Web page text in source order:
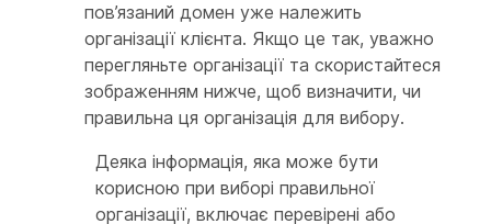
пов’язаний домен уже належить
організації клієнта. Якщо це так, уважно
перегляньте організації та скористайтеся
зображенням нижче, щоб визначити, чи
правильна ця організація для вибору.
Деяка інформація, яка може бути
корисною при виборі правильної
організації, включає перевірені або